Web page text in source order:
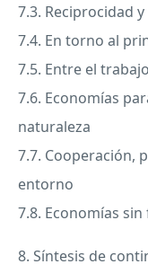
7.3. Reciprocidad
7.4. En torno al
7.5. Entre el
7.6. Economías
naturaleza
7.7. Cooperación,
entorno
7.8. Economías
8. Síntesis de